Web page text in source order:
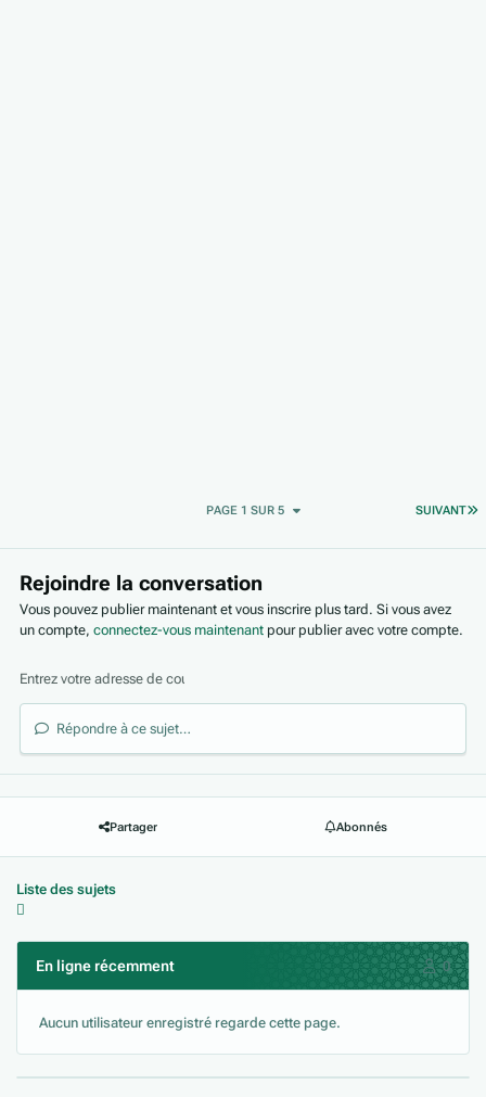
SUIVANT
PAGE 1 SUR 5
Rejoindre la conversation
Vous pouvez publier maintenant et vous inscrire plus tard. Si vous avez
un compte,connectez-vous maintenant pour publier avec votre compte.
Répondre à ce sujet…
Partager Abonnés
Liste des sujets
En ligne récemment 0
Aucun utilisateur enregistré regarde cette page.